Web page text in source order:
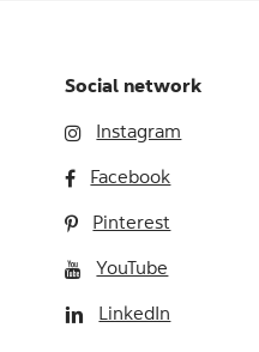
Social network
Instagram
Facebook
Pinterest
YouTube
LinkedIn